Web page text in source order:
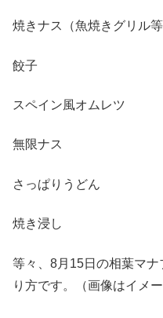
焼きナス（魚焼きグリル等
餃子
スペイン風オムレツ
無限ナス
さっぱりうどん
焼き浸し
等々、8月15日の相葉マ
り方です。（画像はイメー